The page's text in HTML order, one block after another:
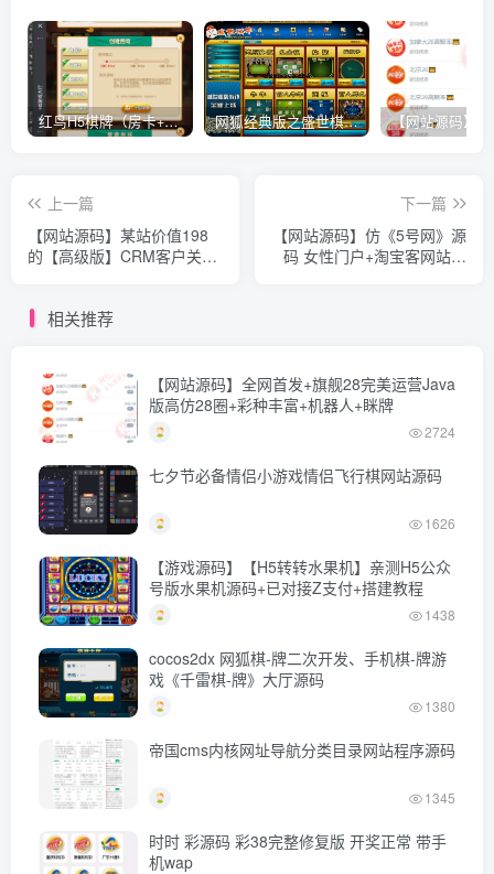
红鸟H5棋牌（房卡+金币）全套双模式游戏源码 网狐经典版之盛世棋牌完整游戏源码（包含文档、架设教程、网站、源代码等）
上一篇
【网站源码】某站价值198
的【高级版】CRM客户关系
客户管理
下一篇
【网站源码】仿《5号网》源
码 女性门户+淘宝客网站源
相关推荐
【网站源码】全网首发+旗舰28完美运营Java
版高仿28圈+彩种丰富+机器人+眯牌
2724
七夕节必备情侣小游戏情侣飞行棋网站源码
1626
【游戏源码】【H5转转水果机】亲测H5公众
号版水果机源码+已对接Z支付+搭建教程
1438
cocos2dx 网狐棋-牌二次开发、手机棋-牌游
戏《千雷棋-牌》大厅源码
1380
帝国cms内核网址导航分类目录网站程序源码
1345
时时 彩源码 彩38完整修复版 开奖正常 带手
机wap